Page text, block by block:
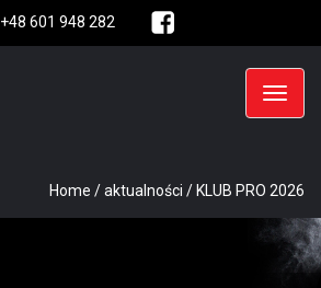
+48 601 948 282
Home /aktualności /KLUB PRO 2026